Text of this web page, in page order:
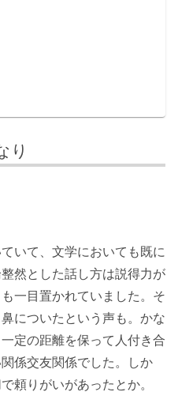
り
いて、文学においても既に
然とした話し方は説得力が
一目置かれていました。そ
についたという声も。かな
定の距離を保って人付き合
係交友関係でした。しか
頼りがいがあったとか。